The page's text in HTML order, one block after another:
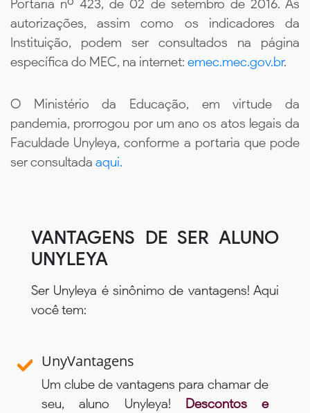
Portaria nº 423, de 02 de setembro de 2016. As
autorizações, assim como os indicadores da
Instituição, podem ser consultados na página
específica do MEC, na internet: emec.mec.gov.br.
O Ministério da Educação, em virtude da
pandemia, prorrogou por um ano os atos legais da
Faculdade Unyleya, conforme a portaria que pode
ser consultada aqui.
VANTAGENS DE SER ALUNO
UNYLEYA
Ser Unyleya é sinônimo de vantagens! Aqui
você tem:
UnyVantagens
Um clube de vantagens para chamar de
seu, aluno Unyleya! Descontos e